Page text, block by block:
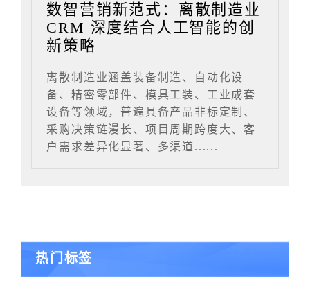
数智营销新范式：离散制造业
CRM 深度结合人工智能的创
新策略
离散制造业涵盖装备制造、自动化设
备、精密零部件、模具工装、工业成套
设备等领域，普遍具备产品非标定制、
采购决策链漫长、项目周期跨度大、客
户需求差异化显著、多渠道......
热门标签